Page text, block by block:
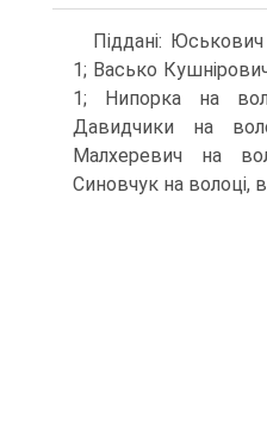
Піддані: Юськович
1; Васько
1; Нипорка на
Давидчики на
Малхеревич на
Синовчук на волоці,